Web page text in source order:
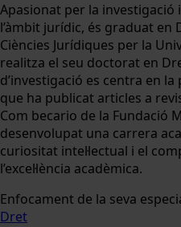
Apasionat per la investigació
l’àmbit jurídic, és graduat en
Ciències Jurídiques per la
realitza el seu doctorat en
d’investigació es centra en
que ha publicat articles a
Com becario de la Fundació
desenvolupat una carrera
curiositat intel·lectual i el
l’excel·lència acadèmica.
Enfocament de la seva
Dret